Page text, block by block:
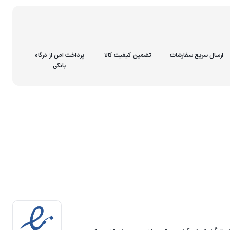
ارسال سریع سفارشات تضمین کیفیت کالا
پرداخت امن از درگاه
بانکی